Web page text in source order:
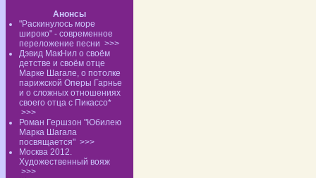
Анонсы
"Раскинулось море
широко" - современное
переложение песни >>>
Дэвид МакНил о своём
детстве и своём отце
Марке Шагале, о потолке
парижской Оперы Гарнье
и о сложных отношениях
своего отца с Пикассо*
>>>
Роман Гершзон "Юбилею
Марка Шагала
посвящается" >>>
Москва 2012.
Художественный вояж
>>>